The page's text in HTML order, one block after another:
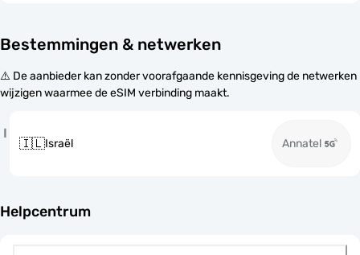
Bestemmingen & netwerken
⚠️ De aanbieder kan zonder voorafgaande kennisgeving de netwerken
wijzigen waarmee de eSIM verbinding maakt.
I
🇮🇱Israël Annatel
Helpcentrum